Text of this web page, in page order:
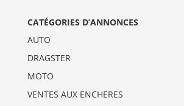
CATÉGORIES D’ANNONCES
AUTO
DRAGSTER
MOTO
VENTES AUX ENCHERES